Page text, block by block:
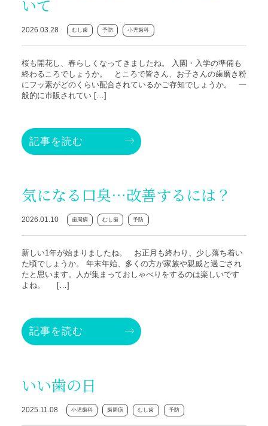
いて
2026.03.28 むし歯 予防 小児歯科
桜も開花し、春らしくなってきましたね。 入園・入学の準備も
終わるころでしょうか。 ところで皆さん、お子さんの歯磨き粉
にフッ素がどのくらい配合されているかご存知でしょうか。 一
般的に市販されてい […]
記事を読む
気になる口臭⋯改善するには？
2026.01.10 歯周病 むし歯 予防
新しい1年が始まりましたね。 お正月も終わり、少し落ち着い
た頃でしょうか。 年末年始、多くの方が家族や親戚と過ごされ
たと思います。人が集まっておしゃべりをするのは楽しいです
よね。 […]
記事を読む
いい歯の日
2025.11.08 小児歯科 歯周病 むし歯 予防